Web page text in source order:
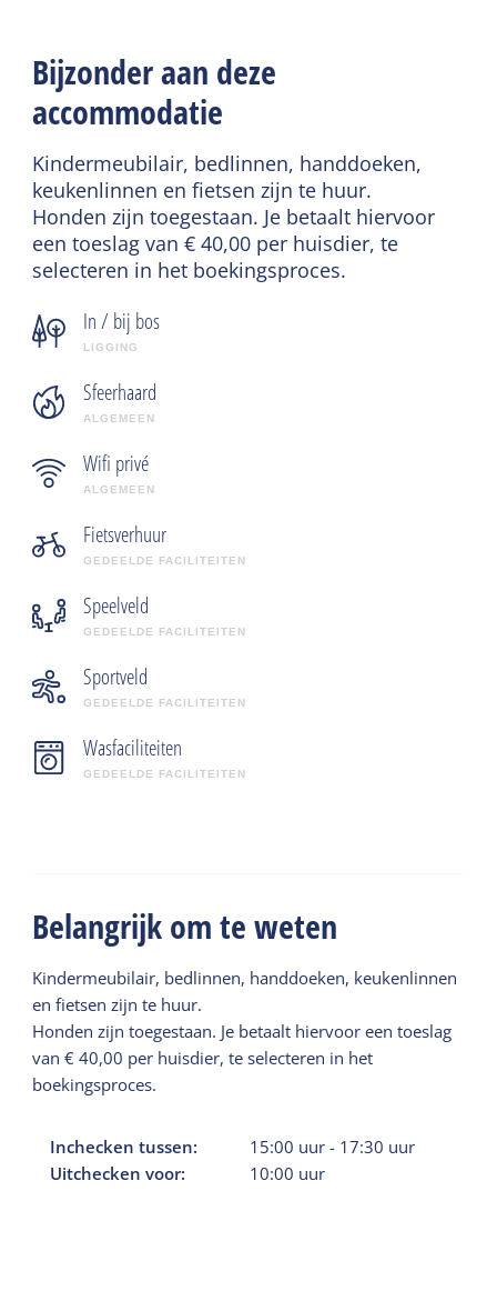
Bijzonder aan deze
accommodatie
Kindermeubilair, bedlinnen, handdoeken,
keukenlinnen en fietsen zijn te huur.
Honden zijn toegestaan. Je betaalt hiervoor
een toeslag van € 40,00 per huisdier, te
selecteren in het boekingsproces.
In / bij bos
LIGGING
Sfeerhaard
ALGEMEEN
Wifi privé
ALGEMEEN
Fietsverhuur
GEDEELDE FACILITEITEN
Speelveld
GEDEELDE FACILITEITEN
Sportveld
GEDEELDE FACILITEITEN
Wasfaciliteiten
GEDEELDE FACILITEITEN
Belangrijk om te weten
Kindermeubilair, bedlinnen, handdoeken, keukenlinnen
en fietsen zijn te huur.
Honden zijn toegestaan. Je betaalt hiervoor een toeslag
van € 40,00 per huisdier, te selecteren in het
boekingsproces.
Inchecken tussen: 15:00 uur - 17:30 uur
Uitchecken voor:
10:00 uur